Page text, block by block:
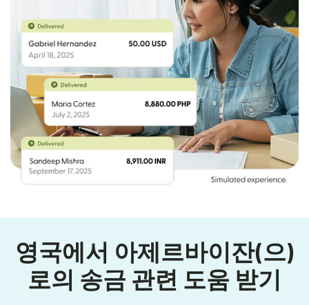
영국에서 아제르바이잔(으)
로의 송금 관련 도움 받기